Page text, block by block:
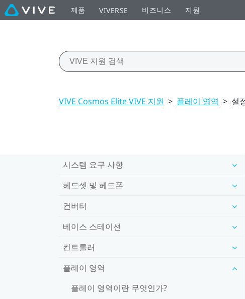
제품 VIVERSE 비즈니스 지원
VIVE Cosmos Elite VIVE 지원 > 플레이 영역 > 설
시스템 요구 사항
헤드셋 및 헤드폰
컨버터
베이스 스테이션
컨트롤러
플레이 영역
플레이 영역이란 무엇인가?